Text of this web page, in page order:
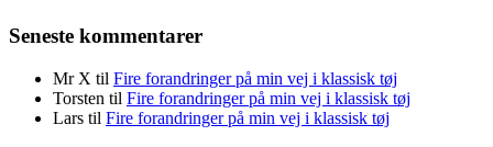
Seneste kommentarer
Mr X til Fire forandringer på min vej i klassisk tøj
Torsten til Fire forandringer på min vej i klassisk tøj
Lars til Fire forandringer på min vej i klassisk tøj